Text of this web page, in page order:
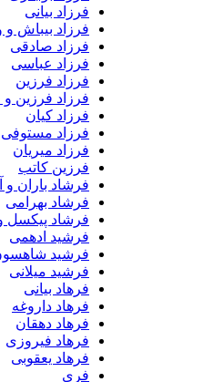
فرزاد بیانی
فرزاد بیباش و وحید تتورا
فرزاد صادقی
فرزاد عباسی
فرزاد فرزین
فرزاد فرزین و فریدون
فرزاد کیان
فرزاد مستوفی
فرزاد میریان
فرزین کاتب
فرشاد باران و آراد
فرشاد بهرامی
فرشاد پیکسل و نیما
فرشید ادهمی
فرشید شاهسون
فرشید میلانی
فرهاد بیانی
فرهاد داروغه
فرهاد دهقان
فرهاد فیروزی
فرهاد یعقوبی